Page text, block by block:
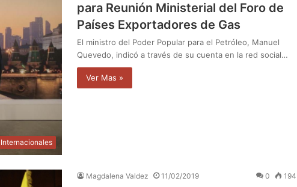
Internacionales
para Reunión Ministerial del Foro de
Países Exportadores de Gas
El ministro del Poder Popular para el Petróleo, Manuel
Quevedo, indicó a través de su cuenta en la red social…
Ver Mas »
Magdalena Valdez 11/02/2019 0 194